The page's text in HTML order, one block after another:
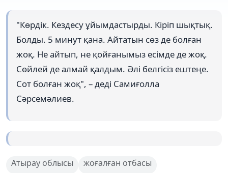
"Көрдік. Кездесу ұйымдастырды. Кіріп шықтық.
Болды. 5 минут қана. Айтатын сөз де болған
жоқ. Не айтып, не қойғанымыз есімде де жоқ.
Сөйлей де алмай қалдым. Әлі белгісіз ештеңе.
Сот болған жоқ", – деді Самиғолла
Сәрсемәлиев.
Атырау облысы
жоғалған отбасы